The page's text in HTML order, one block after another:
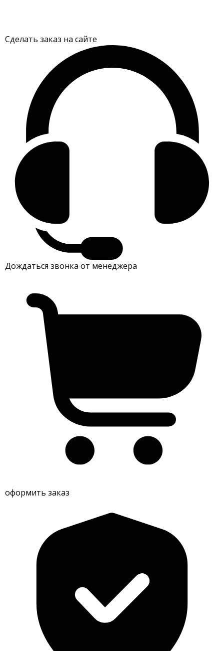
Сделать заказ на сайте
Дождаться звонка от менеджера
оформить заказ